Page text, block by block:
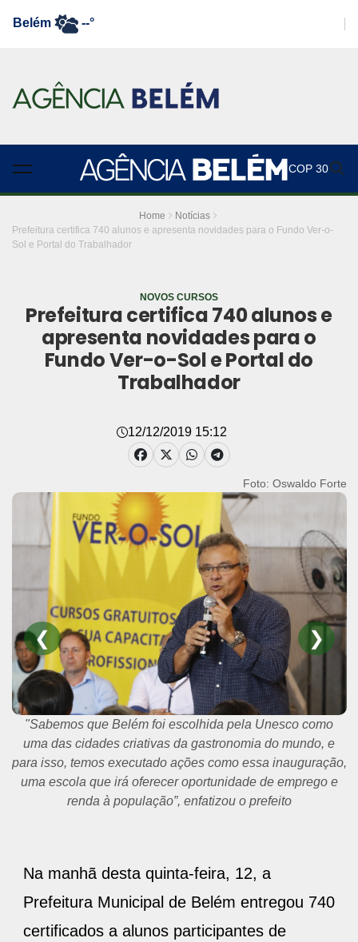
Belém --°
COP 30
Home
Notícias
Prefeitura certifica 740 alunos e apresenta novidades para o Fundo Ver-o-
Sol e Portal do Trabalhador
NOVOS CURSOS
Prefeitura certifica 740 alunos e
apresenta novidades para o
Fundo Ver-o-Sol e Portal do
Trabalhador
12/12/2019 15:12
Foto: Oswaldo Forte
❮ ❯
"Sabemos que Belém foi escolhida pela Unesco como
uma das cidades criativas da gastronomia do mundo, e
para isso, temos executado ações como essa inauguração,
uma escola que irá oferecer oportunidade de emprego e
renda à população”, enfatizou o prefeito
Na manhã desta quinta-feira, 12, a
Prefeitura Municipal de Belém entregou 740
certificados a alunos participantes de